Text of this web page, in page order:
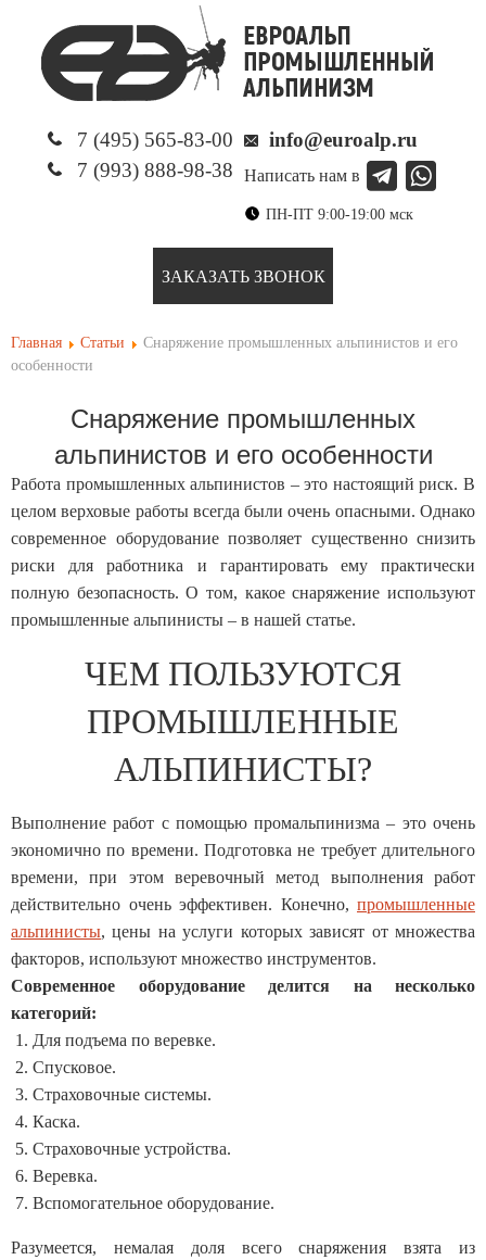
7 (495) 565-83-00
7 (993) 888-98-38
info@euroalp.ru
Написать нам в
ПН-ПТ 9:00-19:00 мск
ЗАКАЗАТЬ ЗВОНОК
Главная Статьи
Снаряжение промышленных альпинистов и его
особенности
Снаряжение промышленных
альпинистов и его особенности
Работа промышленных альпинистов – это настоящий риск. В
целом верховые работы всегда были очень опасными. Однако
современное оборудование позволяет существенно снизить
риски для работника и гарантировать ему практически
полную безопасность. О том, какое снаряжение используют
промышленные альпинисты – в нашей статье.
ЧЕМ ПОЛЬЗУЮТСЯ
ПРОМЫШЛЕННЫЕ
АЛЬПИНИСТЫ?
Выполнение работ с помощью промальпинизма – это очень
экономично по времени. Подготовка не требует длительного
времени, при этом веревочный метод выполнения работ
действительно очень эффективен. Конечно, промышленные
альпинисты, цены на услуги которых зависят от множества
факторов, используют множество инструментов.
Современное оборудование делится на несколько
категорий:
Для подъема по веревке.
Спусковое.
Страховочные системы.
Каска.
Страховочные устройства.
Веревка.
Вспомогательное оборудование.
Разумеется, немалая доля всего снаряжения взята из